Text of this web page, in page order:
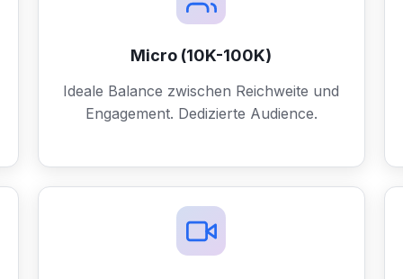
Micro (10K-100K)
Ideale Balance zwischen Reichweite und
Engagement. Dedizierte Audience.